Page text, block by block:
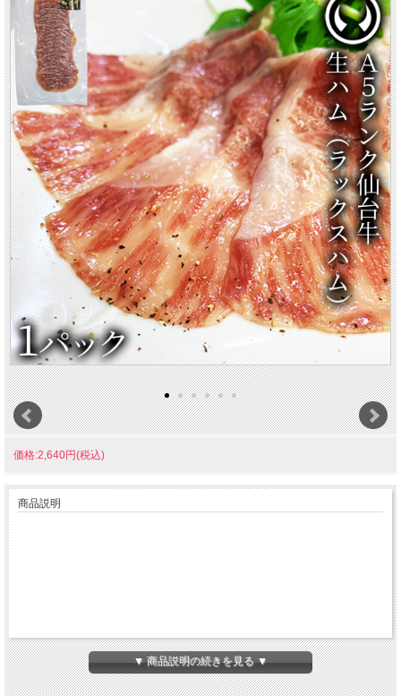
価格:2,640円(税込)
商品説明
▼ 商品説明の続きを見る ▼